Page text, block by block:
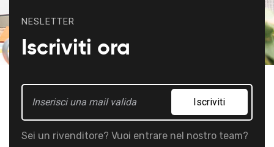
NESLETTER
Iscriviti ora
Iscriviti
Sei un rivenditore? Vuoi entrare nel nostro team?